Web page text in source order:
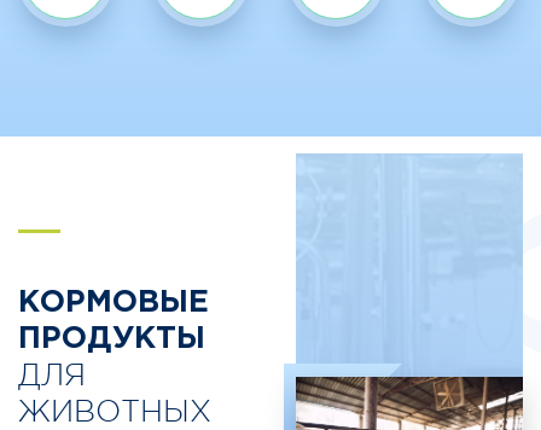
КОРМОВЫЕ
ПРОДУКТЫ
ДЛЯ
ЖИВОТНЫХ